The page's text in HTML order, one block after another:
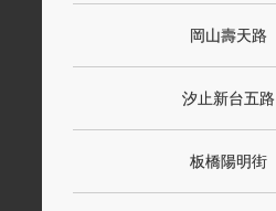
岡山壽天路
汐止新台五路
板橋陽明街